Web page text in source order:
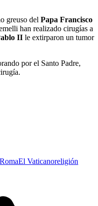
greuso del Papa Francisco
han realizado cirugías a
II le extirparon un tumor
por el Santo Padre,
RomaEl Vaticanoreligión